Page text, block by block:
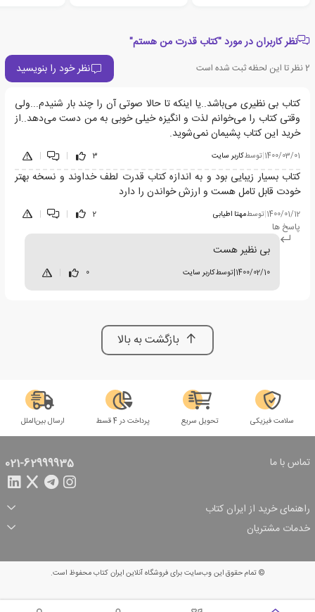
نظر کاربران در مورد "کتاب قدرت من هستم"
2نظر تا این لحظه ثبت شده است نظر خود را بنویسید
کتاب بی نظیری می‌باشد..یا اینکه تا حالا صوتی آن را چند بار شنیدم...ولی
وقتی کتاب را می‌خوانم لذت و انگیزه خیلی خوبی به من دست می‌دهد..از
خرید این کتاب پشیمان نمی‌شوید.
1400/03/01
|توسطکاربر سایت 3
|
|
کتاب بسیار زیبایی بود و به اندازه کتاب قدرت لطف خداوند و نسخه بهتر
خودت قابل تامل هست و ارزش خواندن را دارد
1400/01/12
|توسطمهتا اطیابی 2
|
|
پاسخ ها
بی نظیر هست
1400/02/10
|توسطکاربر سایت 0
بازگشت به بالا
سلامت فیزیکی تحویل سریع پرداخت در 4 قسط ارسال بین‌الملل
تماس با ما 021-62999935
راهنمای خرید از ایران کتاب
ثبت سفارش
شرایط ارسال سفارش
شیوه پرداخت
تخفیف‌های خرید
خدمات مشتریان
© تمام حقوق این وب‌سایت برای فروشگاه آنلاین ایران کتاب محفوظ است.